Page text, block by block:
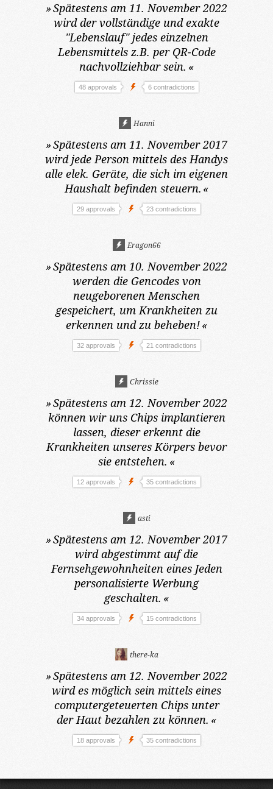
»Spätestens am 11. November 2022
wird der vollständige und exakte
"Lebenslauf" jedes einzelnen
Lebensmittels z.B. per QR-Code
nachvollziehbar sein. «
48 approvals 6 contradictions
Hanni
»Spätestens am 11. November 2017
wird jede Person mittels des Handys
alle elek. Geräte, die sich im eigenen
Haushalt befinden steuern. «
29 approvals 23 contradictions
Eragon66
»Spätestens am 10. November 2022
werden die Gencodes von
neugeborenen Menschen
gespeichert, um Krankheiten zu
erkennen und zu beheben!«
32 approvals 21 contradictions
Chrissie
»Spätestens am 12. November 2022
können wir uns Chips implantieren
lassen, dieser erkennt die
Krankheiten unseres Körpers bevor
sie entstehen. «
12 approvals 35 contradictions
asti
»Spätestens am 12. November 2017
wird abgestimmt auf die
Fernsehgewohnheiten eines Jeden
personalisierte Werbung
geschalten. «
34 approvals 15 contradictions
there-ka
»Spätestens am 12. November 2022
wird es möglich sein mittels eines
computergeteuerten Chips unter
der Haut bezahlen zu können. «
18 approvals 35 contradictions